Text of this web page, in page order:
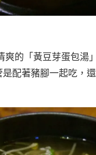
的「黃豆芽蛋包湯
配著豬腳一起吃，